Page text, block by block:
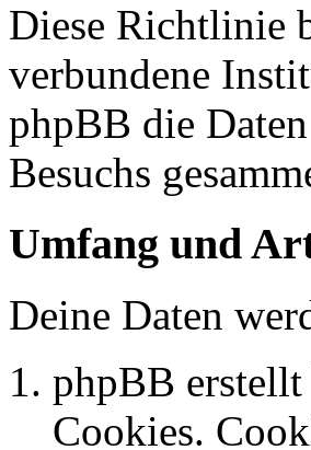
Diese Richtlinie
verbundene
phpBB die
Besuchs
Umfang und
Deine Daten
phpBB erstellt
Cookies.